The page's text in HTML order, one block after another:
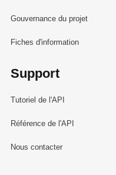
Gouvernance du projet
Fiches d'information
Support
Tutoriel de l'API
Référence de l'API
Nous contacter